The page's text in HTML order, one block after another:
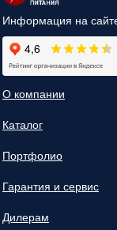
Информация на
О компании
Каталог
Портфолио
Гарантия и сервис
Дилерам